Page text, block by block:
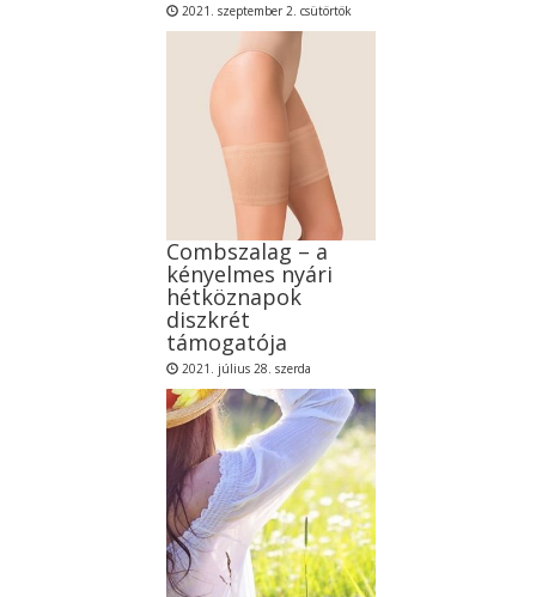
2021. szeptember 2. csütörtök
Combszalag – a
kényelmes nyári
hétköznapok
diszkrét
támogatója
2021. július 28. szerda